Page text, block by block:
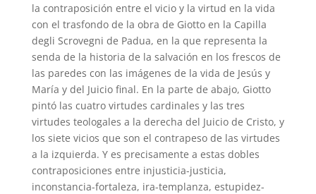
la contraposición entre el vicio y la virtud en la vida
con el trasfondo de la obra de Giotto en la Capilla
degli Scrovegni de Padua, en la que representa la
senda de la historia de la salvación en los frescos de
las paredes con las imágenes de la vida de Jesús y
María y del Juicio final. En la parte de abajo, Giotto
pintó las cuatro virtudes cardinales y las tres
virtudes teologales a la derecha del Juicio de Cristo, y
los siete vicios que son el contrapeso de las virtudes
a la izquierda. Y es precisamente a estas dobles
contraposiciones entre injusticia-justicia,
inconstancia-fortaleza, ira-templanza, estupidez-